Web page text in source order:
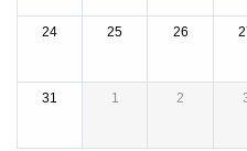
24 25 26
31 1 2